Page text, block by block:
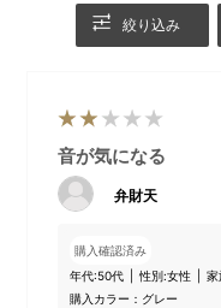
ベーシックなカラーと見
絞り込み
音が気になる
弁財天
購入確認済み
年代:50代 性別:女性 家
購入カラー：グレー